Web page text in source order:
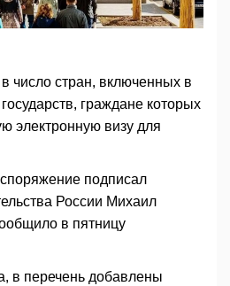
число стран, включенных в
граждане которых
электронную визу для
подписал
России Михаил
в пятницу
в перечень добавлены